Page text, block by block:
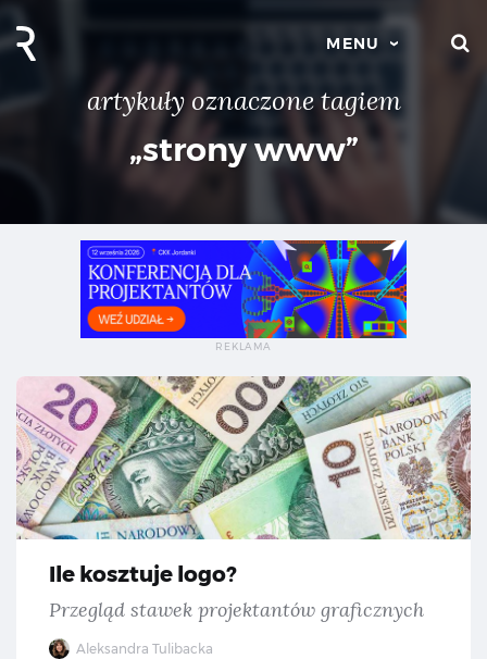
MENU
artykuły oznaczone tagiem
„strony www”
Ile kosztuje logo?
Przegląd stawek projektantów graficznych
Aleksandra Tulibacka